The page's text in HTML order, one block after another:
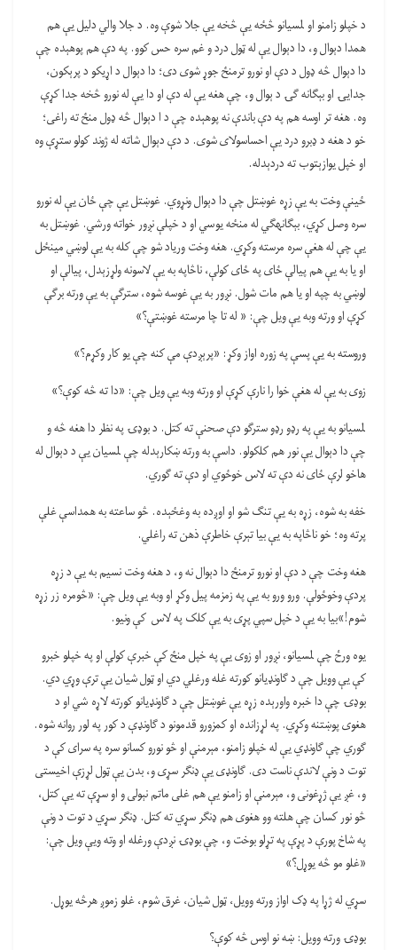
د خپلو زامنو او لمسیانو څځه یې څخه یې جلا شوې وه. د جلا والي دلیل یې هم
همدا دېوال و، دا دېوال یې له ټول درد و غم سره حس کوو. په دې هم پوهېده چې
دا دېوال څه ډول د دې او نورو ترمنځ جوړ شوی دی؛ دا دېوال د اړیکو د پرېکون،
جدایۍ او بېګانه ګۍ د ېوال و، چې هغه یې له دې او دا یې له نورو څخه جدا کړې
وه. هغه تر اوسه هم په دې باندې نه پوهېده چې د ا دېوال څه ډول منځ ته راغی؛
خو د هغه د ډبرو درد یې احساسولای شوی. د دې دېوال شاته له ژوند کولو ستړې وه
او خپل یوازېتوب ته دردېدله.
ځینې وخت به یې زړه غوښتل چې دا دېوال ونړوي. غوښتل یې چې ځان یې له نورو
سره وصل کړي، بېګانهګي له منځه یوسي او د خپلې نږور خواته ورشي. غوښتل به
یې چې له هغې سره مرسته وکړي. هغه وخت وریاد شو چې کله به يې لوښي مینځل
او یا به یې هم پیالې ځای په ځای کولې، ناڅاپه به یې لاسونه ولړزېدل، پیالې او
لوښي به چپه او یا هم مات شول. نږور به یې غوسه شوه، سترګې به یې ورته برګې
کړې او ورته وبه یې ویل چې: « له تا چا مرسته غوښتې؟»
وروسته به یې پسې په زوره اواز وکړ: «پرېږدې مې کنه چې یو کار وکړم؟»
زوی به یې له هغې خوا را نارې کړې او ورته وبه یې ویل چې: «دا ته څه کوې؟»
لمسیانو به یې په رډو رډو سترګو دې صحنې ته کتل. د بوډۍ په نظر دا هغه څه و
چې دا دېوال یې نور هم کلکولو. داسې به ورته ښکارېدله چې لمسیان یې د دېوال له
هاخو لرې ځای نه دې ته لاس خوځوي او دې ته ګوري.
خفه به شوه، زړه به یې تنګ شو او اوږده به وغځېده. څو ساعته به همداسې غلې
پرته وه؛ خو ناڅاپه به یې بیا تېرې خاطرې ذهن ته راغلي.
هغه وخت چې د دې او نورو ترمنځ دا دېوال نه و، د هغه وخت نسیم به یې د زړه
پردې وخوځولې. ورو ورو به یې په زمزمه پیل وکړ او وبه یې ویل چې: «څومره زر زړه
شوم!»بیا به یې د خپل سپي پړی به یې کلک په لاس کې ونیو.
یوه ورځ چې لمسیانو، نږور او زوی یې په خپل منځ کې خبرې کولې او په خپلو خبرو
کې یې وویل چې د ګاونډیانو کورته غله ورغلي دي او ټول شیان یې ترې وړي دي.
بوډۍ چې دا خبره واورېده زړه یې غوښتل چې د ګاونډیانو کورته لاړه شي او د
هغوی پوښتنه وکړي. په لړزانده او کمزورو قدمونو د ګاونډې د کور په لور روانه شوه.
ګوري چې ګاونډي يې له خپلو زامنو، مېرمنې او څو نورو کسانو سره په سرای کې د
توت د ونې لاندې ناست دی. ګاونډی یې ډنګر سړی و، بدن یې ټول لړزې اخیستی
و، غږ یې ژړغونی و، مېرمنې او زامنو یې هم غلی ماتم نېولی و او سړې ته یې کتل،
څو نور کسان چې هلته وو هغوی هم ډنګر سړي ته کتل. ډنګر سړي د توت د ونې
په شاخ پورې د پړې په تړلو بوخت و، چې بوډۍ نږدې ورغله او وته ويې ویل چې:
«غلو مو څه یوړل؟»
سړي له ژړا په ډک اواز ورته وویل، ټول شیان، غرق شوم، غلو زموږ هرڅه یوړل.
بوډۍ ورته وویل: ښه نو اوس څه کوې؟